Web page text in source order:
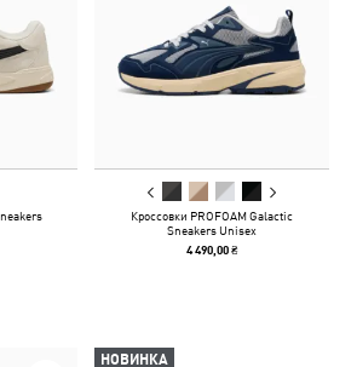
Кроссовки PROFOAM Galactic
Sneakers Unisex
4 490,00 ₴
НОВИНКА